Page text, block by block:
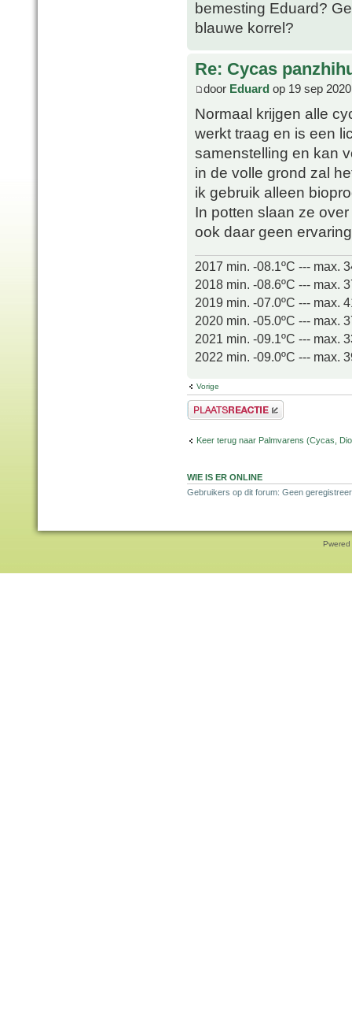
bemesting Eduard?
blauwe korrel?
Re: Cycas
door Eduard op 19 sep
Normaal krijgen alle
werkt traag en is een
samenstelling en kan
in de volle grond zal
ik gebruik alleen
In potten slaan ze
ook daar geen
2017 min. -08.1ºC --- max.
2018 min. -08.6ºC --- max.
2019 min. -07.0ºC --- max.
2020 min. -05.0ºC --- max.
2021 min. -09.1ºC --- max.
2022 min. -09.0ºC --- max.
Vorige
Plaats een reactie
Keer terug naar Palmvarens (Cycas,
WIE IS ER ONLINE
Gebruikers op dit forum: Geen